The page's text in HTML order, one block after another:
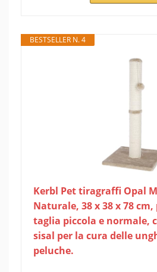
BESTSELLER N. 4
Kerbl Pet tiragraffi Opal
Naturale, 38 x 38 x 78
taglia piccola e normale,
sisal per la cura delle
peluche.